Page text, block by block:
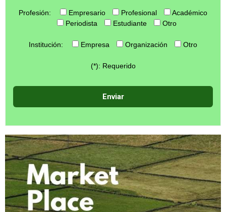
Profesión: Empresario Profesional
Académico
Periodista
Estudiante Otro
Institución: Empresa Organización Otro
(*): Requerido